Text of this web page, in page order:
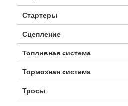
Стартеры
Сцепление
Топливная система
Тормозная система
Тросы